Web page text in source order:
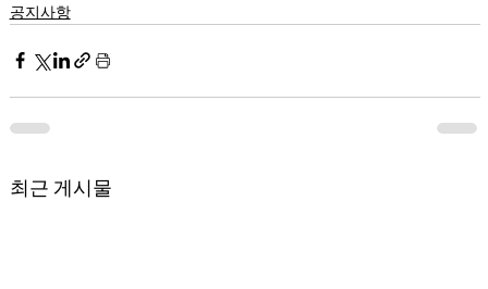
공지사항
최근 게시물